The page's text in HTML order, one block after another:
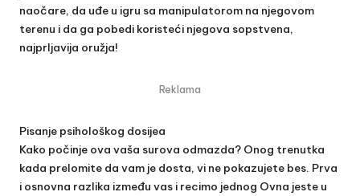
naočare, da uđe u igru sa manipulatorom na njegovom
terenu i da ga pobedi koristeći njegova sopstvena,
najprljavija oružja!
Reklama
Pisanje psihološkog dosijea
Kako počinje ova vaša surova odmazda? Onog trenutka
kada prelomite da vam je dosta, vi ne pokazujete bes. Prva
i osnovna razlika između vas i recimo jednog Ovna jeste u